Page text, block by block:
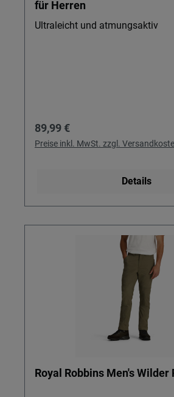
für Herren
Ultraleicht und atmungsaktiv
Regulärer Preis:
89,99 €
Preise inkl. MwSt. zzgl.
Details
Royal Robbins Men's Wilder